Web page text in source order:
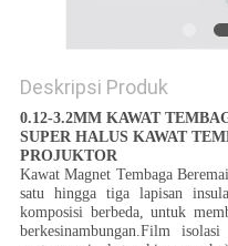
Deskripsi Produk
0.12-3.2MM KAWAT
SUPER HALUS KAWAT
PROJUKTOR
Kawat Magnet Tembaga
satu hingga tiga lapisan
komposisi berbeda, untuk
berkesinambungan.Film